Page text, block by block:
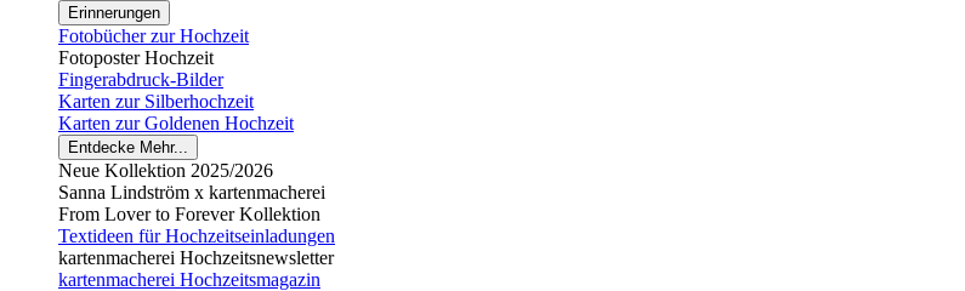
Erinnerungen
Fotobücher zur Hochzeit
Fotoposter Hochzeit
Fingerabdruck-Bilder
Karten zur Silberhochzeit
Karten zur Goldenen Hochzeit
Entdecke Mehr...
Neue Kollektion 2025/2026
Sanna Lindström x kartenmacherei
From Lover to Forever Kollektion
Textideen für Hochzeitseinladungen
kartenmacherei Hochzeitsnewsletter
kartenmacherei Hochzeitsmagazin